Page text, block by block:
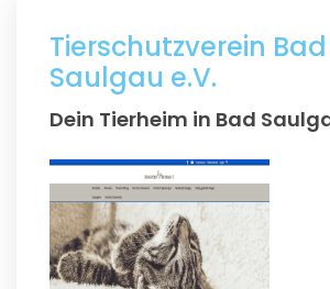
Tierschutzverein Bad
Saulgau e.V.
Dein Tierheim in Bad